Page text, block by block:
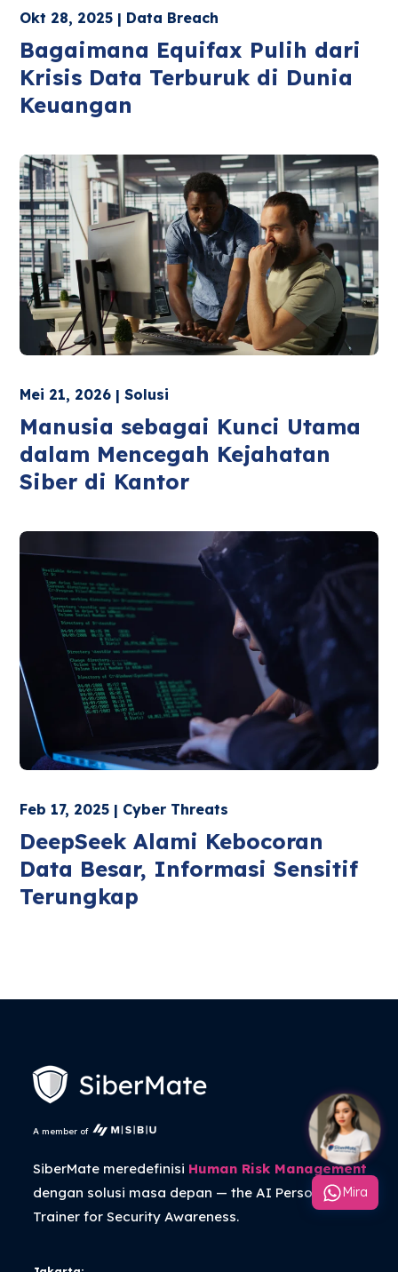
Okt 28, 2025 | Data Breach
Bagaimana Equifax Pulih dari
Krisis Data Terburuk di Dunia
Keuangan
Mei 21, 2026 | Solusi
Manusia sebagai Kunci Utama
dalam Mencegah Kejahatan
Siber di Kantor
Feb 17, 2025 | Cyber Threats
DeepSeek Alami Kebocoran
Data Besar, Informasi Sensitif
Terungkap
A member of
SiberMate meredefinisi Human Risk Management
dengan solusi masa depan — the AI Personal
Trainerfor Security Awareness.
Mira